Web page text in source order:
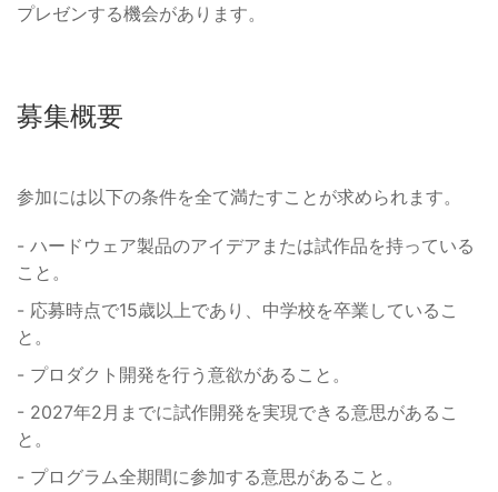
プレゼンする機会があります。
募集概要
参加には以下の条件を全て満たすことが求められます。
- ハードウェア製品のアイデアまたは試作品を持っている
こと。
- 応募時点で15歳以上であり、中学校を卒業しているこ
と。
- プロダクト開発を行う意欲があること。
- 2027年2月までに試作開発を実現できる意思があるこ
と。
- プログラム全期間に参加する意思があること。